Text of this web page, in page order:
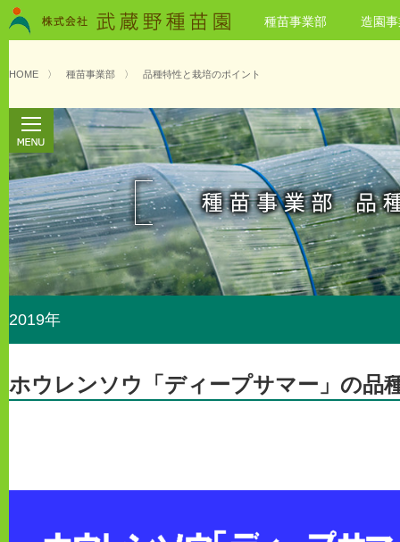
種苗事業部 造園
HOME 〉 種苗事業部 〉 品種特性と栽培のポイント
2019年
ホウレンソウ「ディープサマー」の品